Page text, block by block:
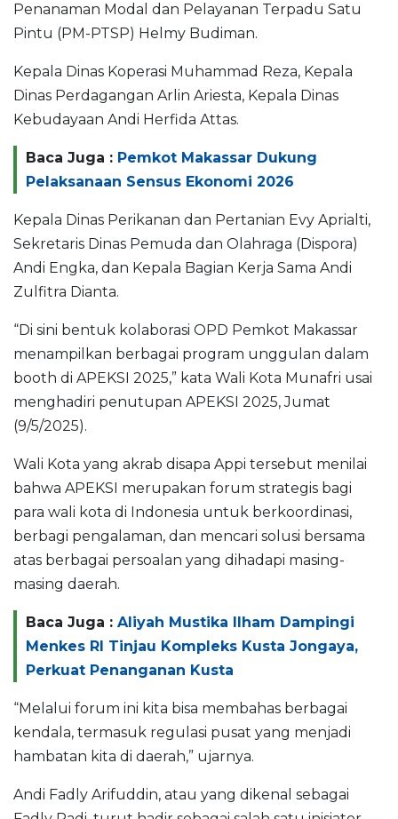
Penanaman Modal dan Pelayanan Terpadu Satu
Pintu (PM-PTSP) Helmy Budiman.
Kepala Dinas Koperasi Muhammad Reza, Kepala
Dinas Perdagangan Arlin Ariesta, Kepala Dinas
Kebudayaan Andi Herfida Attas.
Baca Juga : Pemkot Makassar Dukung
Pelaksanaan Sensus Ekonomi 2026
Kepala Dinas Perikanan dan Pertanian Evy Aprialti,
Sekretaris Dinas Pemuda dan Olahraga (Dispora)
Andi Engka, dan Kepala Bagian Kerja Sama Andi
Zulfitra Dianta.
“Di sini bentuk kolaborasi OPD Pemkot Makassar
menampilkan berbagai program unggulan dalam
booth di APEKSI 2025,” kata Wali Kota Munafri usai
menghadiri penutupan APEKSI 2025, Jumat
(9/5/2025).
Wali Kota yang akrab disapa Appi tersebut menilai
bahwa APEKSI merupakan forum strategis bagi
para wali kota di Indonesia untuk berkoordinasi,
berbagi pengalaman, dan mencari solusi bersama
atas berbagai persoalan yang dihadapi masing-
masing daerah.
Baca Juga : Aliyah Mustika Ilham Dampingi
Menkes RI Tinjau Kompleks Kusta Jongaya,
Perkuat Penanganan Kusta
“Melalui forum ini kita bisa membahas berbagai
kendala, termasuk regulasi pusat yang menjadi
hambatan kita di daerah,” ujarnya.
Andi Fadly Arifuddin, atau yang dikenal sebagai